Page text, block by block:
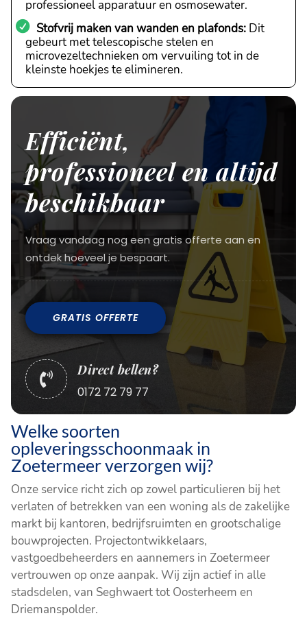
professioneel apparatuur en osmosewater.
Stofvrij maken van wanden en plafonds: Dit
gebeurt met telescopische stelen en
microvezeltechnieken om vervuiling tot in de
kleinste hoekjes te elimineren.
Efficiënt,
professioneel en altijd
beschikbaar
Vraag vandaag nog een gratis offerte aan en
ontdek hoeveel je bespaart.
GRATIS OFFERTE

Direct bellen?
0172 72 79 77
Welke soorten
opleveringsschoonmaak in
Zoetermeer verzorgen wij?
Onze service richt zich op zowel particulieren bij het
verlaten of betrekken van een woning als de zakelijke
markt bij kantoren, bedrijfsruimten en grootschalige
bouwprojecten. Projectontwikkelaars,
vastgoedbeheerders en aannemers in Zoetermeer
vertrouwen op onze aanpak. Wij zijn actief in alle
stadsdelen, van Seghwaert tot Oosterheem en
Driemanspolder.